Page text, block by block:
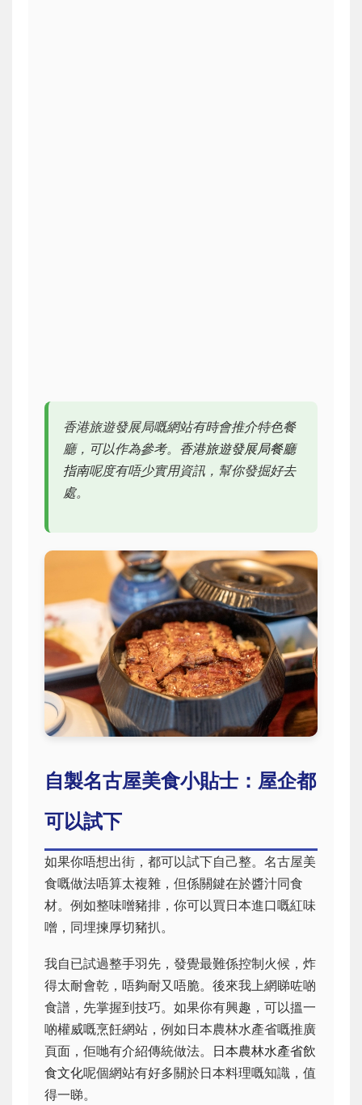
香港旅遊發展局嘅網站有時會推介特色餐
廳，可以作為參考。 香港旅遊發展局餐廳
指南呢度有唔少實用資訊，幫你發掘好去
處。
自製名古屋美食小貼士：屋企都
可以試下
如果你唔想出街，都可以試下自己整。名古屋美
食嘅做法唔算太複雜，但係關鍵在於醬汁同食
材。例如整味噌豬排，你可以買日本進口嘅紅味
噌，同埋揀厚切豬扒。
我自已試過整手羽先，發覺最難係控制火候，炸
得太耐會乾，唔夠耐又唔脆。後來我上網睇咗啲
食譜，先掌握到技巧。如果你有興趣，可以搵一
啲權威嘅烹飪網站，例如日本農林水產省嘅推廣
頁面，佢哋有介紹傳統做法。 日本農林水產省飲
食文化呢個網站有好多關於日本料理嘅知識，值
得一睇。